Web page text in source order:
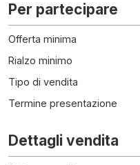
Per partecipare
Offerta minima
Rialzo minimo
Tipo di vendita
Termine presentazione
Dettagli vendita